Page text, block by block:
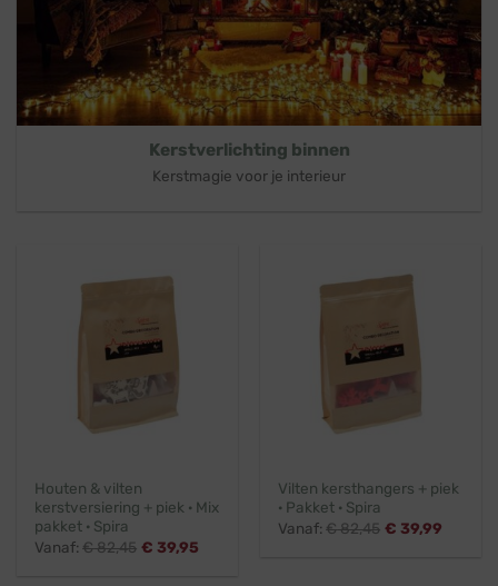
Kerstverlichting binnen
Kerstmagie voor je interieur
Houten & vilten
kerstversiering + piek · Mix
pakket · Spira
Vanaf:€82,45 € 39,95
Vilten kersthangers + piek
· Pakket · Spira
Vanaf:€82,45 € 39,99